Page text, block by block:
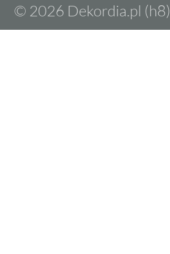
© 2026 Dekordia.pl (h8)